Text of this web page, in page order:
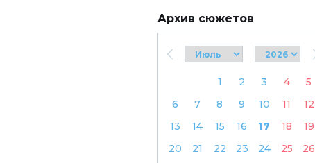
Архив сюжетов
1 2 3 4
5
6
7 8 9 10 11
12
13
14 15 16 17 18
19
20
21 22 23 24 25
26